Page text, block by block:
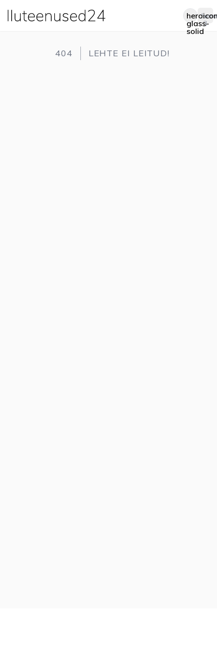
glass-
solid
3
404 LEHTE EI LEITUD!